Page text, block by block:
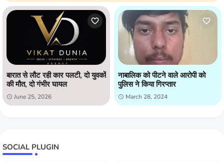
बारात से लौट रही कार पलटी, दो युवकों
की मौत, दो गंभीर घायल
June 25, 2026
नाबालिक को पीटने वाले आरोपी को
पुलिस ने किया गिरप्तार
March 28, 2024
SOCIAL PLUGIN